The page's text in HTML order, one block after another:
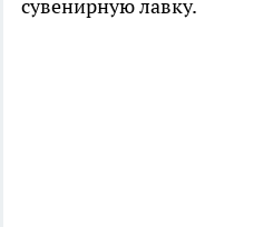
сувенирную лавку.